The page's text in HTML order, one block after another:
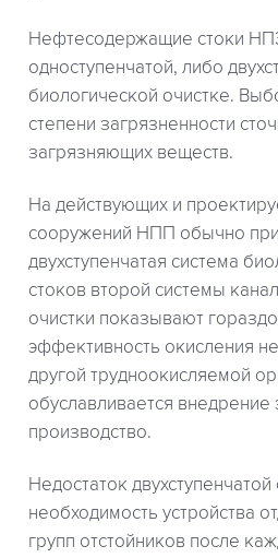
Нефтесодержащие стоки
одноступенчатой, либо
биологической очистке.
степени загрязненности
загрязняющих веществ.
На действующих и
сооружений НПП обычно
двухступенчатая система
стоков второй системы
очистки показывают
эффективность окисления
другой трудноокисляемой
обуславливается внедрение
производство.
Недостаток
необходимость устройства
групп отстойников после